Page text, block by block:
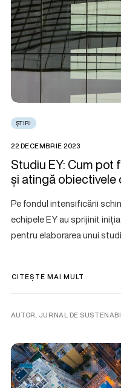
ȘTIRI
22 DECEMBRIE 2023
Studiu EY: Cum
și atingă obiectivele
Pe fondul intensificării
echipele EY au sprijinit
pentru elaborarea unui
CITEȘTE MAI MULT
AUTOR. JURNAL DE